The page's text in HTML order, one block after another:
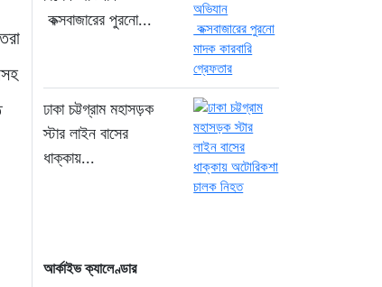
“ইলিয়াস আলীকে অপহরণ-
হত্যা মামলা: সাইফুর রহমান
গ্রেপ্তার হচ্ছেন”
খাগড়াছড়ি রামগড় পুলিশের
অভিযানে: ১৫ পিস ইয়াবাসহ
যুবক গ্রেপ্তার
কক্সবাজারের পুরনো...
ঢাকা চট্টগ্রাম মহাসড়ক
স্টার লাইন বাসের
ধাক্কায়...
আর্কাইভ ক্যালেণ্ডার